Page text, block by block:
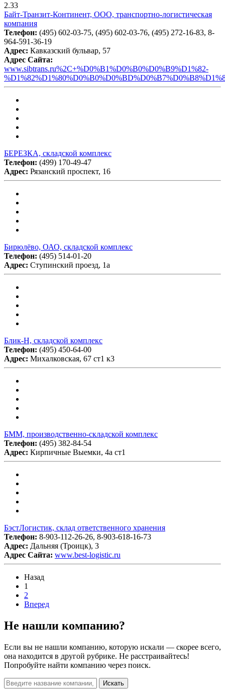
2.33
Байт-Транзит-Континент, ООО, транспортно-логистическая
компания
Телефон: (495) 602-03-75, (495) 602-03-76, (495) 272-16-83, 8-
964-591-36-19
Адрес: Кавказский бульвар, 57
Адрес Сайта:
www.sibtrans.ru%2C+%D0%B1%D0%B0%D0%B9%D1%82-
БЕРЕЗКА, складской комплекс
Телефон: (499) 170-49-47
Адрес: Рязанский проспект, 16
Бирюлёво, ОАО, складской комплекс
Телефон: (495) 514-01-20
Адрес: Ступинский проезд, 1а
Блик-Н, складской комплекс
Телефон: (495) 450-64-00
Адрес: Михалковская, 67 ст1 к3
БММ, производственно-складской комплекс
Телефон: (495) 382-84-54
Адрес: Кирпичные Выемки, 4а ст1
БэстЛогистик, склад ответственного хранения
Телефон: 8-903-112-26-26, 8-903-618-16-73
Адрес: Дальняя (Троицк), 3
Адрес Сайта: www.best-logistic.ru
Назад
1
2
Вперед
Не нашли компанию?
Если вы не нашли компанию, которую искали — скорее всего,
она находится в другой рубрике. Не расстраивайтесь!
Попробуйте найти компанию через поиск.
Искать